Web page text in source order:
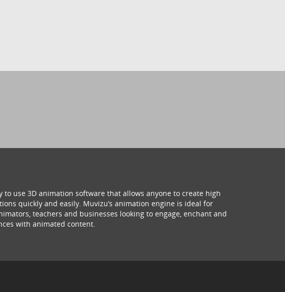
to use 3D animation software that allows anyone to create high
quickly and easily. Muvizu’s animation engine is ideal for
teachers and businesses looking to engage, enchant and
with animated content.